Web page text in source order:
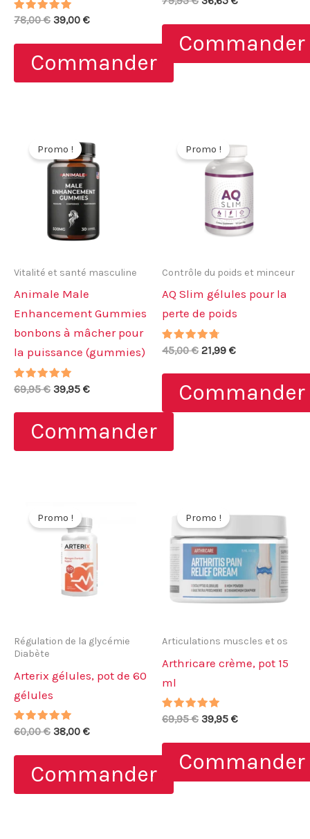
Note
78,00€ Le
initial
était :
78,00 €.
39,00 €Le
actuel
est :
39,00 €.
Commander
initial
était :
79,95 €.
actuel
est :
36,65 €.
Commander
Promo !
Vitalité et santé masculine
Animale Male
Enhancement Gummies
bonbons à mâcher pour
la puissance (gummies)
Note
5.00
69,95€ Le
initial
était :
69,95 €.
39,95 €Le
actuel
est :
39,95 €.
Commander
Promo !
Contrôle du poids et minceur
AQ Slim gélules pour la
perte de poids
Note
4.50
45,00€ Le
initial
était :
45,00 €.
21,99 €Le
actuel
est :
21,99 €.
Commander
Promo !
Régulation de la glycémie
Diabète
Arterix gélules, pot de 60
gélules
Note
60,00€ Le
initial
était :
60,00 €.
38,00 €Le
actuel
est :
38,00 €.
Commander
Promo !
Articulations muscles et os
Arthricare crème, pot 15
ml
Note
69,95€ Le
initial
était :
69,95 €.
39,95 €Le
actuel
est :
39,95 €.
Commander